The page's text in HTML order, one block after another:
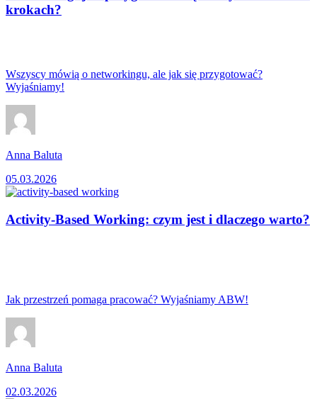
krokach?
Wszyscy mówią o networkingu, ale jak się przygotować?
Wyjaśniamy!
Anna Baluta
05.03.2026
Activity-Based Working: czym jest i dlaczego warto?
Jak przestrzeń pomaga pracować? Wyjaśniamy ABW!
Anna Baluta
02.03.2026